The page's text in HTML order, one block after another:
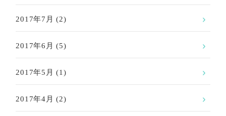
2017年7月 (2)
2017年6月 (5)
2017年5月 (1)
2017年4月 (2)